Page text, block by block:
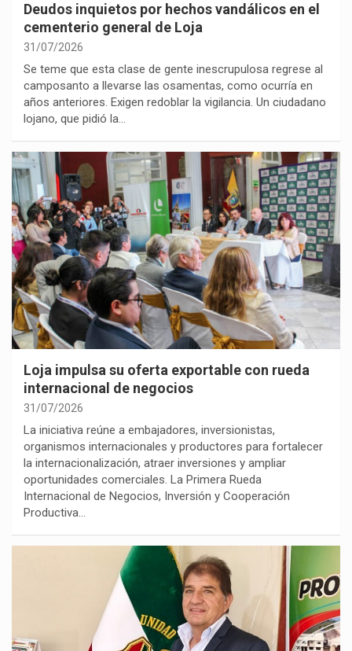
Deudos inquietos por hechos vandálicos en el
cementerio general de Loja
31/07/2026
Se teme que esta clase de gente inescrupulosa regrese al
camposanto a llevarse las osamentas, como ocurría en
años anteriores. Exigen redoblar la vigilancia. Un ciudadano
lojano, que pidió la…
Loja impulsa su oferta exportable con rueda
internacional de negocios
31/07/2026
La iniciativa reúne a embajadores, inversionistas,
organismos internacionales y productores para fortalecer
la internacionalización, atraer inversiones y ampliar
oportunidades comerciales. La Primera Rueda
Internacional de Negocios, Inversión y Cooperación
Productiva…